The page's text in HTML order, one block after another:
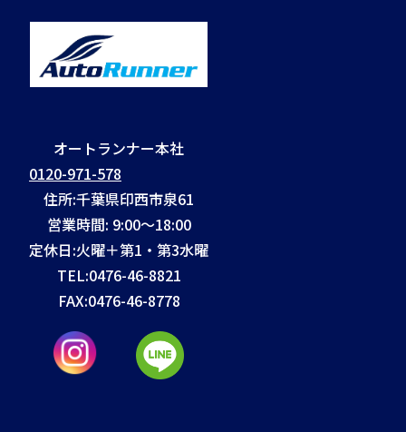
オートランナー本社
0120-971-578
住所:千葉県印西市泉61
営業時間: 9:00～18:00
定休日:火曜＋第1・第3水曜
TEL:0476-46-8821
FAX:0476-46-8778